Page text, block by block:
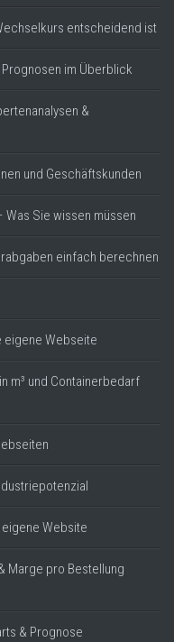
entscheidend ist
im Überblick
&
und Geschäftskunden
Was Sie wissen müssen
einfach berechnen
eigene Webseite
m³ und Containerbedarf
Website
Marge pro Bestellung
& Prognose